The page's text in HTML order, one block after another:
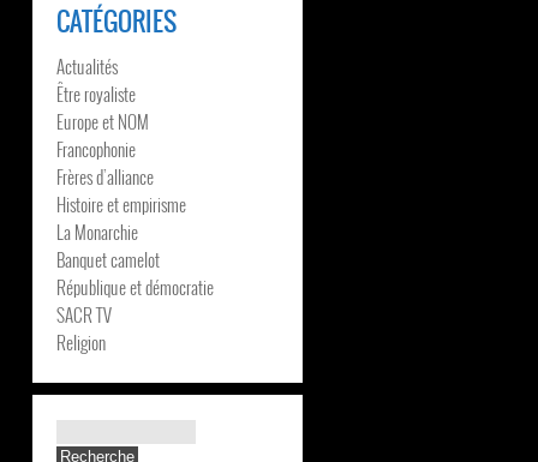
CATÉGORIES
Actualités
Être royaliste
Europe et NOM
Francophonie
Frères d’alliance
Histoire et empirisme
La Monarchie
Banquet camelot
République et démocratie
SACR TV
Religion